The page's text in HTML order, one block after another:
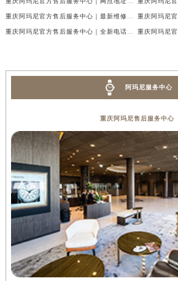
阿玛尼服务中心
重庆阿玛尼售后服务中心